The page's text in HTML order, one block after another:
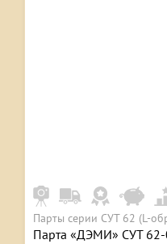
Парты серии СУТ 62 (L-
Парта «ДЭМИ» СУТ 62-